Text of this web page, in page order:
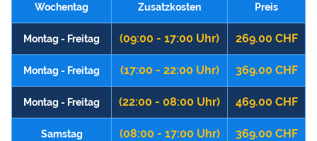
Wochentag Zusatzkosten Preis
Montag - Freitag (09:00 - 17:00 Uhr) 269.00 CHF
Montag - Freitag (17:00 - 22:00 Uhr) 369.00 CHF
Montag - Freitag (22:00 - 08:00 Uhr) 469.00 CHF
Samstag (08:00 - 17:00 Uhr) 369.00 CHF